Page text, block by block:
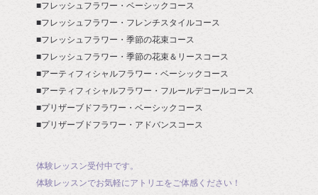
■フレッシュフラワー・ベーシックコース
■フレッシュフラワー・フレンチスタイルコース
■フレッシュフラワー・季節の花束コース
■フレッシュフラワー・季節の花束＆リースコース
■アーティフィシャルフラワー・ベーシックコース
■アーティフィシャルフラワー・フルールデコールコース
■プリザーブドフラワー・ベーシックコース
■プリザーブドフラワー・アドバンスコース
体験レッスン受付中です。
体験レッスンでお気軽にアトリエをご体感ください！